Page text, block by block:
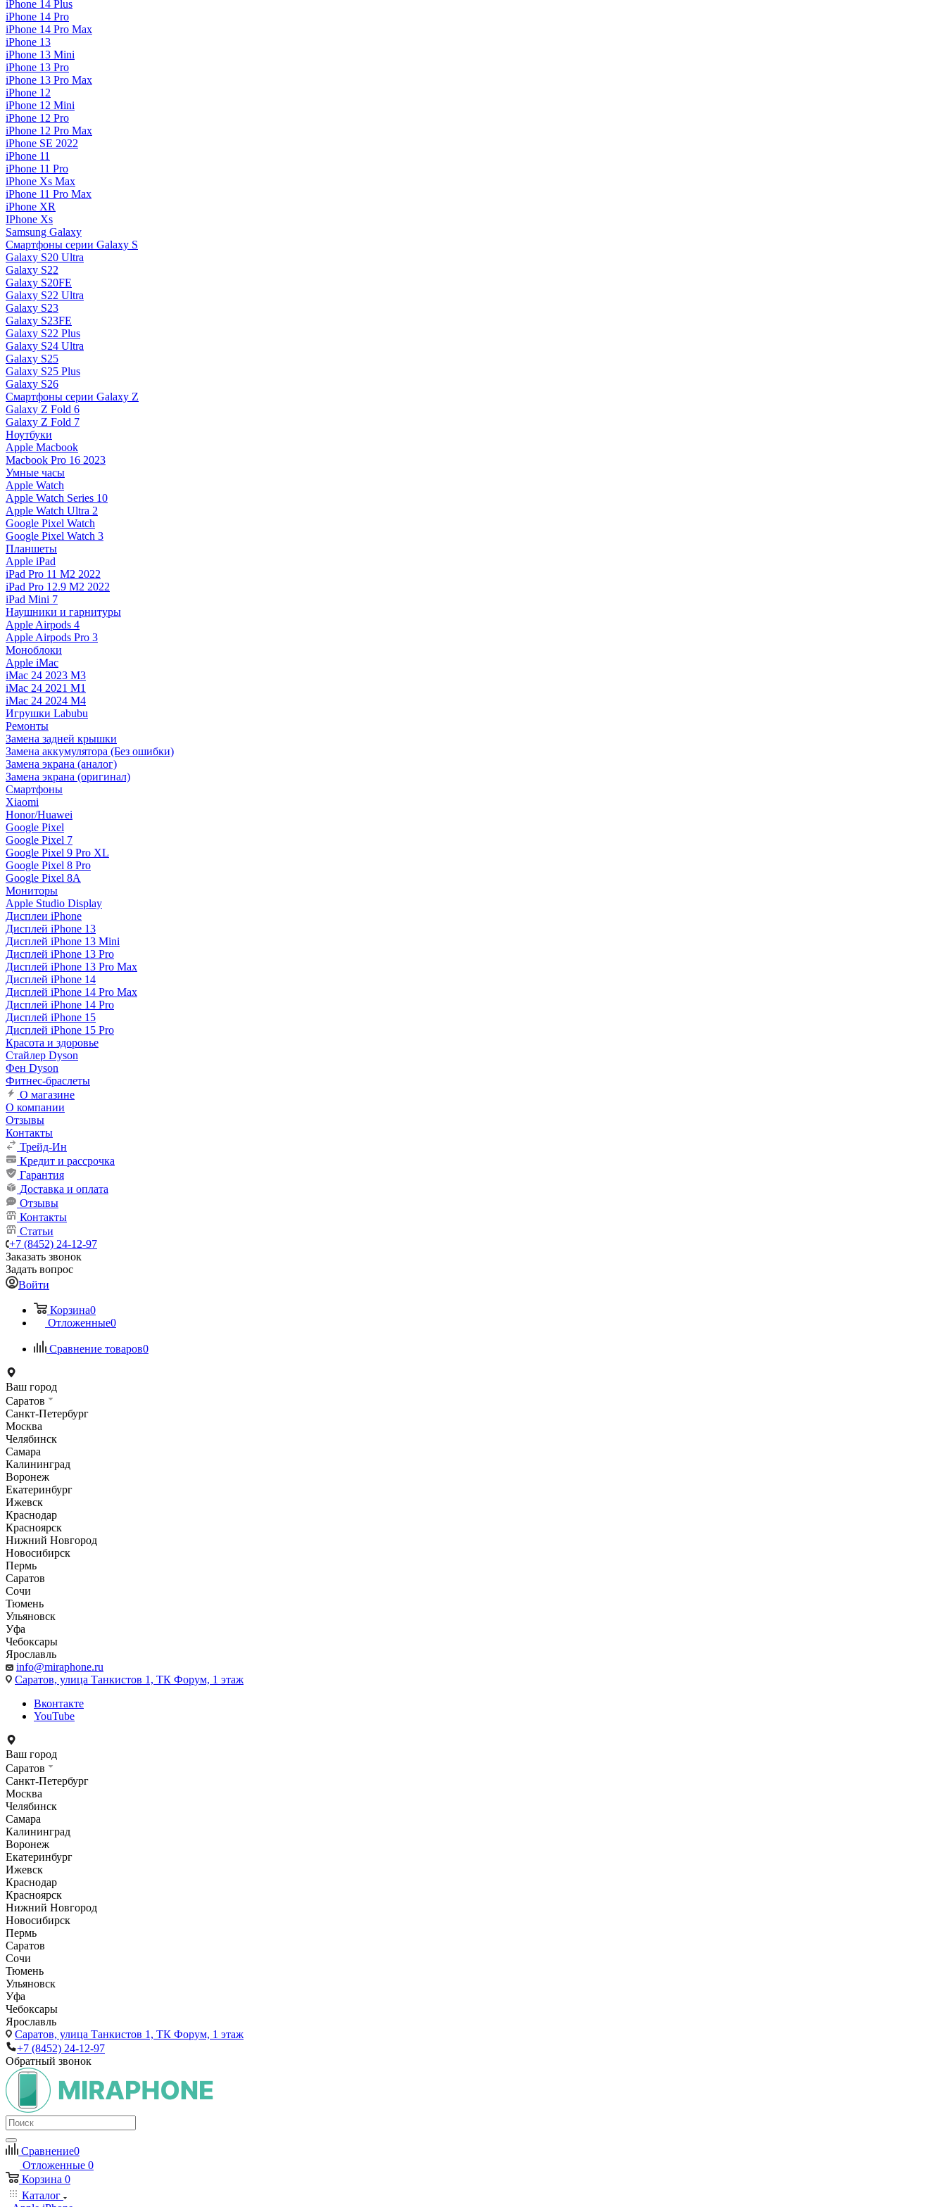
iPhone 14 Plus
iPhone 14 Pro
iPhone 14 Pro Max
iPhone 13
iPhone 13 Mini
iPhone 13 Pro
iPhone 13 Pro Max
iPhone 12
iPhone 12 Mini
iPhone 12 Pro
iPhone 12 Pro Max
iPhone SE 2022
iPhone 11
iPhone 11 Pro
iPhone Xs Max
iPhone 11 Pro Max
iPhone XR
IPhone Xs
Samsung Galaxy
Смартфоны серии Galaxy S
Galaxy S20 Ultra
Galaxy S22
Galaxy S20FE
Galaxy S22 Ultra
Galaxy S23
Galaxy S23FE
Galaxy S22 Plus
Galaxy S24 Ultra
Galaxy S25
Galaxy S25 Plus
Galaxy S26
Смартфоны серии Galaxy Z
Galaxy Z Fold 6
Galaxy Z Fold 7
Ноутбуки
Apple Macbook
Macbook Pro 16 2023
Умные часы
Apple Watch
Apple Watch Series 10
Apple Watch Ultra 2
Google Pixel Watch
Google Pixel Watch 3
Планшеты
Apple iPad
iPad Pro 11 M2 2022
iPad Pro 12.9 M2 2022
iPad Mini 7
Наушники и гарнитуры
Apple Airpods 4
Apple Airpods Pro 3
Моноблоки
Apple iMac
iMac 24 2023 M3
iMac 24 2021 M1
iMac 24 2024 M4
Игрушки Labubu
Ремонты
Замена задней крышки
Замена аккумулятора (Без ошибки)
Замена экрана (аналог)
Замена экрана (оригинал)
Смартфоны
Xiaomi
Honor/Huawei
Google Pixel
Google Pixel 7
Google Pixel 9 Pro XL
Google Pixel 8 Pro
Google Pixel 8A
Мониторы
Apple Studio Display
Дисплеи iPhone
Дисплей iPhone 13
Дисплей iPhone 13 Mini
Дисплей iPhone 13 Pro
Дисплей iPhone 13 Pro Max
Дисплей iPhone 14
Дисплей iPhone 14 Pro Max
Дисплей iPhone 14 Pro
Дисплей iPhone 15
Дисплей iPhone 15 Pro
Красота и здоровье
Стайлер Dyson
Фен Dyson
Фитнес-браслеты
О магазине
О компании
Отзывы
Контакты
Трейд-Ин
Кредит и рассрочка
Гарантия
Доставка и оплата
Отзывы
Контакты
Статьи
+7 (8452) 24-12-97
Заказать звонок
Задать вопрос
Войти
Корзина0
Отложенные0
Сравнение товаров0
Ваш город
Саратов
Санкт-Петербург
Москва
Челябинск
Самара
Калининград
Воронеж
Екатеринбург
Ижевск
Краснодар
Красноярск
Нижний Новгород
Новосибирск
Пермь
Саратов
Сочи
Тюмень
Ульяновск
Уфа
Чебоксары
Ярославль
info@miraphone.ru
Саратов, улица Танкистов 1, ТК Форум, 1 этаж
Вконтакте
YouTube
Ваш город
Саратов
Санкт-Петербург
Москва
Челябинск
Самара
Калининград
Воронеж
Екатеринбург
Ижевск
Краснодар
Красноярск
Нижний Новгород
Новосибирск
Пермь
Саратов
Сочи
Тюмень
Ульяновск
Уфа
Чебоксары
Ярославль
Саратов, улица Танкистов 1, ТК Форум, 1 этаж
+7 (8452) 24-12-97
Обратный звонок
Сравнение0
Отложенные 0
Корзина 0
Каталог